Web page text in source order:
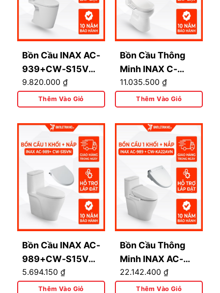
Bồn Cầu INAX AC-
939+CW-S15VN
1 Khối Nắp Rửa Cơ
9.820.000 ₫
Thêm Vào Giỏ
Bồn Cầu Thông
Minh INAX C-
514A+CW-H17VN
11.035.500 ₫
Thêm Vào Giỏ
Bồn Cầu INAX AC-
989+CW-S15VN
1 Khối Nắp Rửa Cơ
5.694.150 ₫
Thêm Vào Giỏ
Bồn Cầu Thông
Minh INAX AC-
989+CW-
KA22AVN Có
22.142.400 ₫
Thêm Vào Giỏ